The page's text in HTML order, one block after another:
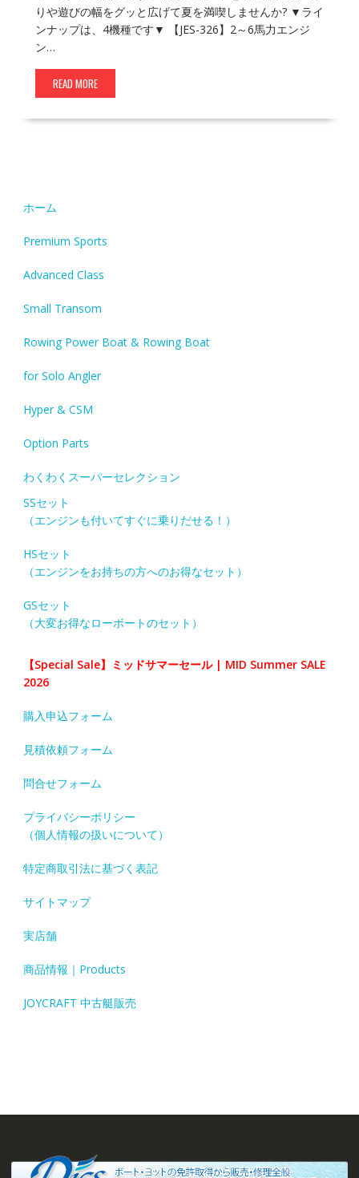
りや遊びの幅をグッと広げて夏を満喫しませんか? ▼ライ
ンナップは、4機種です▼ 【JES-326】2～6馬力エンジ
ン…
READ MORE
ホーム
Premium Sports
Advanced Class
Small Transom
Rowing Power Boat & Rowing Boat
for Solo Angler
Hyper & CSM
Option Parts
わくわくスーパーセレクション
SSセット
（エンジンも付いてすぐに乗りだせる！）
HSセット
（エンジンをお持ちの方へのお得なセット）
GSセット
（大変お得なローボートのセット）
【Special Sale】ミッドサマーセール | MID Summer SALE
2026
購入申込フォーム
見積依頼フォーム
問合せフォーム
プライバシーポリシー
（個人情報の扱いについて）
特定商取引法に基づく表記
サイトマップ
実店舗
商品情報｜Products
JOYCRAFT 中古艇販売